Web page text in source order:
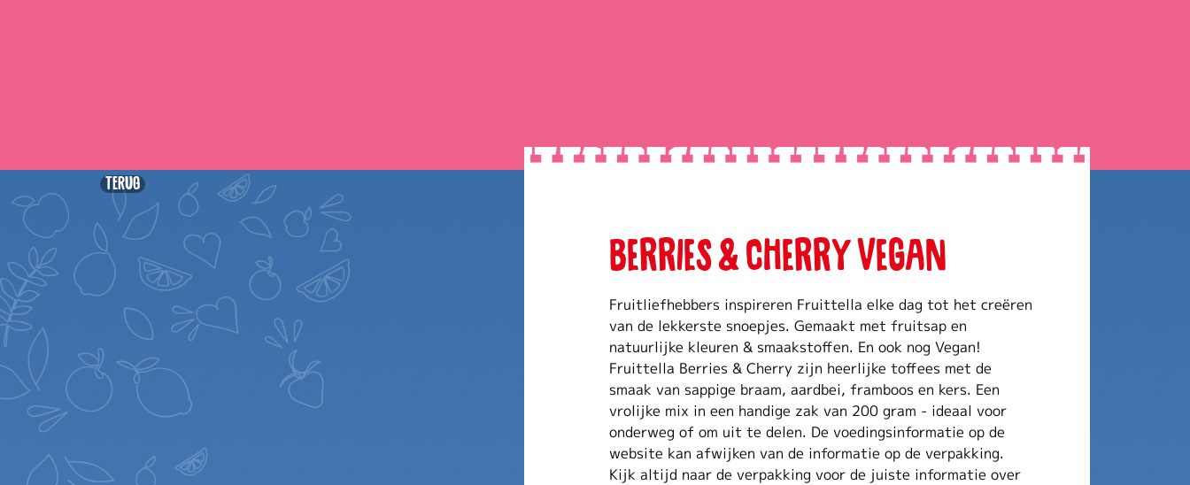
Terug
BERRIES & CHERRY VEGAN
Fruitliefhebbers inspireren Fruittella elke dag tot het creëren
van de lekkerste snoepjes. Gemaakt met fruitsap en
natuurlijke kleuren & smaakstoffen. En ook nog Vegan!
Fruittella Berries & Cherry zijn heerlijke toffees met de
smaak van sappige braam, aardbei, framboos en kers. Een
vrolijke mix in een handige zak van 200 gram - ideaal voor
onderweg of om uit te delen. De voedingsinformatie op de
website kan afwijken van de informatie op de verpakking.
Kijk altijd naar de verpakking voor de juiste informatie over